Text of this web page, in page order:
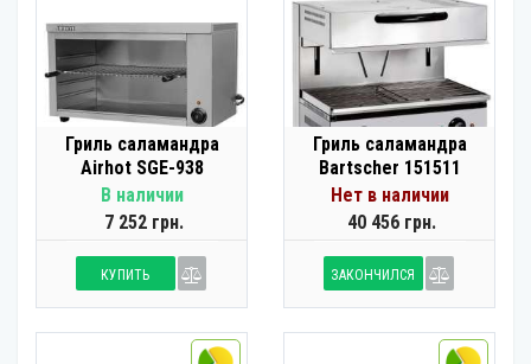
Гриль саламандра
Airhot SGE-938
В наличии
7 252 грн.
КУПИТЬ
Гриль саламандра
Bartscher 151511
Нет в наличии
40 456 грн.
ЗАКОНЧИЛСЯ